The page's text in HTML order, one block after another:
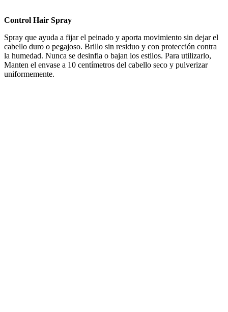
Control Hair Spray
Spray que ayuda a fijar el peinado y aporta movimiento sin dejar el
cabello duro o pegajoso. Brillo sin residuo y con protección contra
la humedad. Nunca se desinfla o bajan los estilos. Para utilizarlo,
Manten el envase a 10 centímetros del cabello seco y pulverizar
uniformemente.